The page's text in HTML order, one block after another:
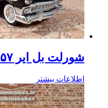
شورلت بل ایر ۱۹۵۷
اطلاعات بیشتر